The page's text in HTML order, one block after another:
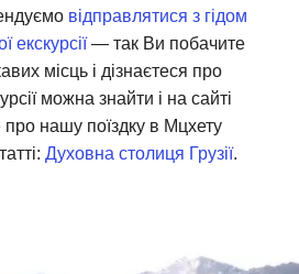
відправлятися з гідом
екскурсії— так Ви побачите
місць і дізнаєтеся про
можна знайти і на сайті
нашу поїздку в Мцхету
Духовна столиця Грузії.